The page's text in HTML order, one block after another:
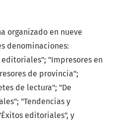
organizado en nueve
denominaciones:
"Impresores en
de provincia";
de lectura"; "De
"Tendencias y
editoriales", y